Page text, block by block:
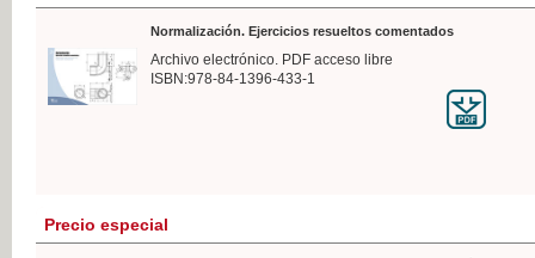
Normalización. Ejercicios resueltos comentados
Archivo electrónico. PDF acceso libre
ISBN:978-84-1396-433-1
Precio especial